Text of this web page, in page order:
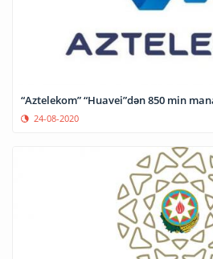
“Aztelekom” “Huavei”dən 850 min
24-08-2020